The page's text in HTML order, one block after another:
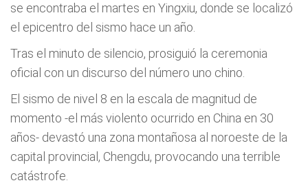
se encontraba el martes en Yingxiu, donde se localizó
el epicentro del sismo hace un año.
Tras el minuto de silencio, prosiguió la ceremonia
oficial con un discurso del número uno chino.
El sismo de nivel 8 en la escala de magnitud de
momento -el más violento ocurrido en China en 30
años- devastó una zona montañosa al noroeste de la
capital provincial, Chengdu, provocando una terrible
catástrofe.